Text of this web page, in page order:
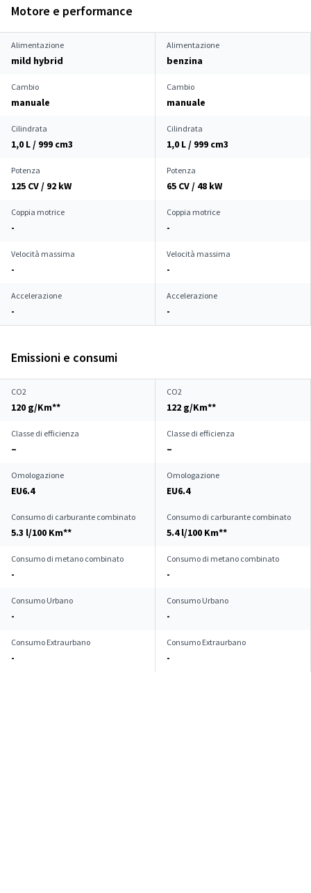
Motore e performance
Alimentazione
mild hybrid
Alimentazione
benzina
Cambio
manuale
Cambio
manuale
Cilindrata
1,0 L / 999 cm3
Cilindrata
1,0 L / 999 cm3
Potenza
125 CV / 92 kW
Potenza
65 CV / 48 kW
Coppia motrice
-
Coppia motrice
-
Velocità massima
-
Velocità massima
-
Accelerazione
-
Accelerazione
-
Emissioni e consumi
CO2
120 g/Km**
CO2
122 g/Km**
Classe di efficienza
–
Classe di efficienza
–
Omologazione
EU6.4
Omologazione
EU6.4
Consumo di carburante combinato
5.3 l/100 Km**
Consumo di carburante combinato
5.4 l/100 Km**
Consumo di metano combinato
-
Consumo di metano combinato
-
Consumo Urbano
-
Consumo Urbano
-
Consumo Extraurbano
-
Consumo Extraurbano
-